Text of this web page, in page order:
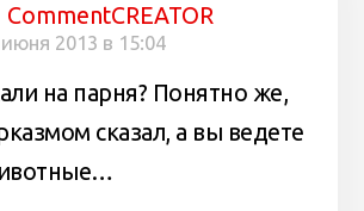
CommentCREATOR
июня 2013 в 15:04
на парня? Понятно же,
сказал, а вы ведете